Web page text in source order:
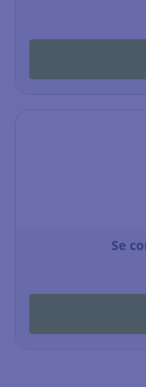
Se